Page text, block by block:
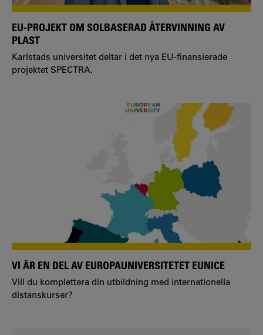
EU-PROJEKT OM SOLBASERAD ÅTERVINNING AV
PLAST
Karlstads universitet deltar i det nya EU-finansierade
projektet SPECTRA.
VI ÄR EN DEL AV EUROPAUNIVERSITETET EUNICE
Vill du komplettera din utbildning med internationella
distanskurser?